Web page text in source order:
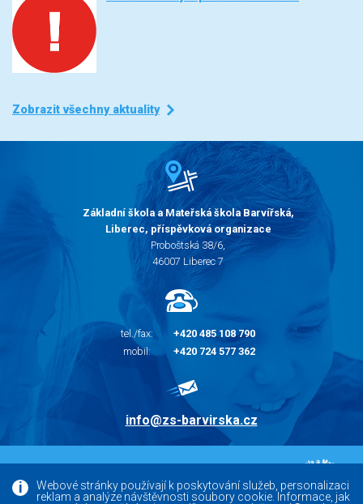
Webové stránky používají k poskytování služeb, personalizaci
reklam a analýze návštěvnosti soubory cookie. Informace, jak
Zobrazit všechny aktuality
Základní škola a Mateřská škola Barvířská,
Liberec, příspěvková organizace
Proboštská 38/6,
46007 Liberec 7
tel./fax:
+420 485 108 790
mobil:
+420 724 577 362
info@zs-barvirska.cz